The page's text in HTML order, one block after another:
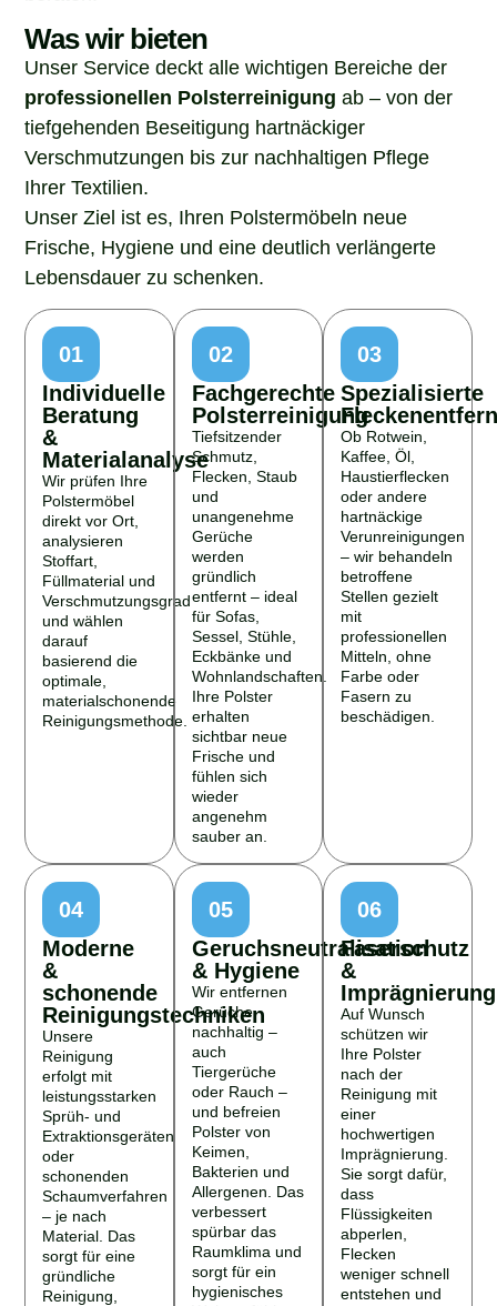
Was wir bieten
Unser Service deckt alle wichtigen Bereiche der
professionellen Polsterreinigung ab – von der
tiefgehenden Beseitigung hartnäckiger
Verschmutzungen bis zur nachhaltigen Pflege
Ihrer Textilien.
Unser Ziel ist es, Ihren Polstermöbeln neue
Frische, Hygiene und eine deutlich verlängerte
Lebensdauer zu schenken.
01
Individuelle
Beratung
&
Materialanalyse
Wir prüfen Ihre
Polstermöbel
direkt vor Ort,
analysieren
Stoffart,
Füllmaterial und
Verschmutzungsgrad
und wählen
darauf
basierend die
optimale,
materialschonende
Reinigungsmethode.
02
Fachgerechte
Polsterreinigung
Tiefsitzender
Schmutz,
Flecken, Staub
und
unangenehme
Gerüche
werden
gründlich
entfernt – ideal
für Sofas,
Sessel, Stühle,
Eckbänke und
Wohnlandschaften.
Ihre Polster
erhalten
sichtbar neue
Frische und
fühlen sich
wieder
angenehm
sauber an.
03
Spezialisierte
Ob Rotwein,
Kaffee, Öl,
Haustierflecken
oder andere
hartnäckige
Verunreinigungen
– wir behandeln
betroffene
Stellen gezielt
mit
professionellen
Mitteln, ohne
Farbe oder
Fasern zu
beschädigen.
04
Moderne
&
schonende
Reinigungstechniken
Unsere
Reinigung
erfolgt mit
leistungsstarken
Sprüh- und
Extraktionsgeräten
oder
schonenden
Schaumverfahren
– je nach
Material. Das
sorgt für eine
gründliche
Reinigung,
05
Geruchsneutralisation
& Hygiene
Wir entfernen
Gerüche
nachhaltig –
auch
Tiergerüche
oder Rauch –
und befreien
Polster von
Keimen,
Bakterien und
Allergenen. Das
verbessert
spürbar das
Raumklima und
sorgt für ein
hygienisches
06
Faserschutz
&
Imprägnierung
Auf Wunsch
schützen wir
Ihre Polster
nach der
Reinigung mit
einer
hochwertigen
Imprägnierung.
Sie sorgt dafür,
dass
Flüssigkeiten
abperlen,
Flecken
weniger schnell
entstehen und